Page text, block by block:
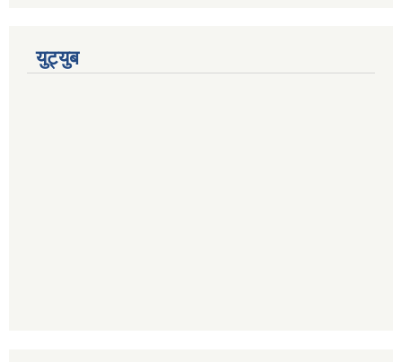
युट्युब